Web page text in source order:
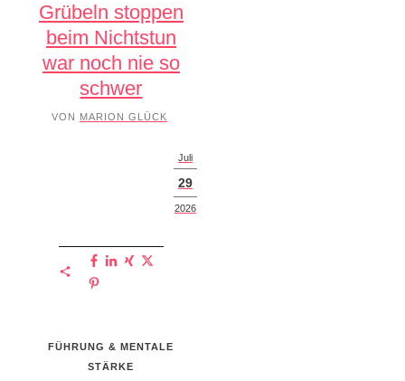
Grübeln stoppen
beim Nichtstun
war noch nie so
schwer
VON MARION GLÜCK
Juli
29
2026
FÜHRUNG & MENTALE
STÄRKE